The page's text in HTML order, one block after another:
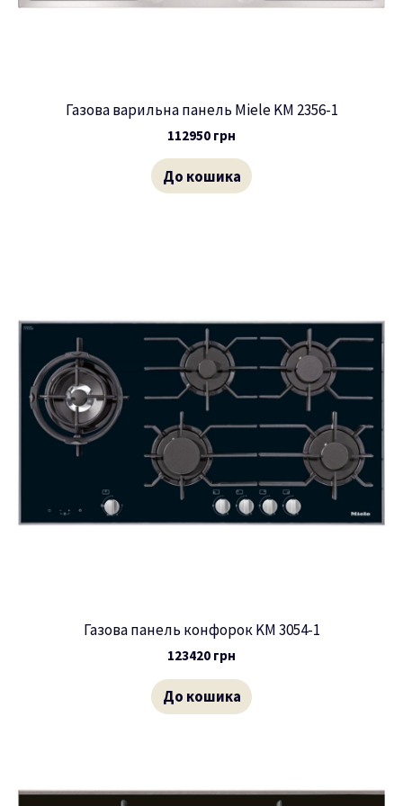
Газова варильна панель Miele KM 2356-1
112950 грн
До кошика
Газова панель конфорок KM 3054-1
123420 грн
До кошика